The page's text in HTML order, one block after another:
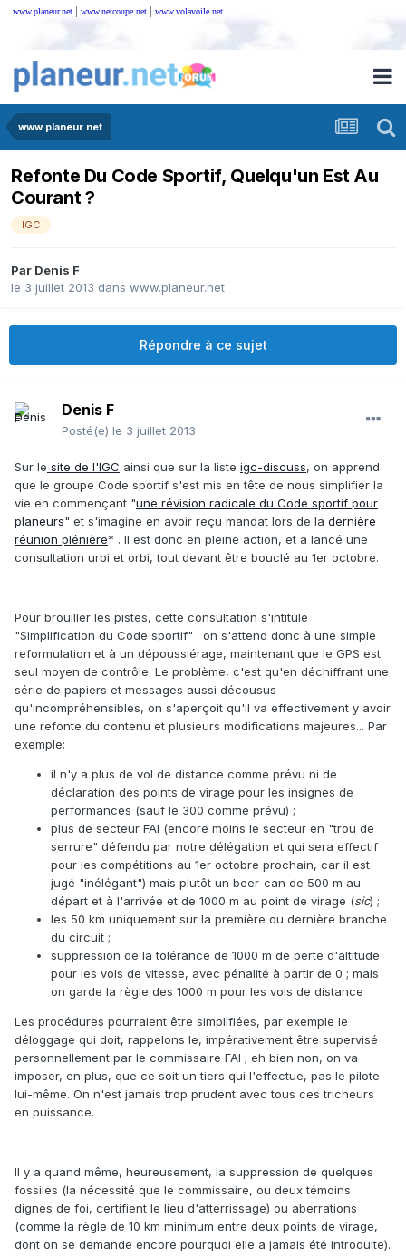
www.planeur.net | www.netcoupe.net | www.volavoile.net
www.planeur.net
Refonte Du Code Sportif, Quelqu'un Est Au
Courant ?
IGC
Par Denis F
le 3 juillet 2013 dans www.planeur.net
Répondre à ce sujet
Denis F
Posté(e) le 3 juillet 2013
Sur le site de l'IGC ainsi que sur la liste igc-discuss, on apprend
que le groupe Code sportif s'est mis en tête de nous simplifier la
vie en commençant "une révision radicale du Code sportif pour
planeurs" et s'imagine en avoir reçu mandat lors de la dernière
réunion plénière* . Il est donc en pleine action, et a lancé une
consultation urbi et orbi, tout devant être bouclé au 1er octobre.
Pour brouiller les pistes, cette consultation s'intitule
"Simplification du Code sportif" : on s'attend donc à une simple
reformulation et à un dépoussiérage, maintenant que le GPS est
seul moyen de contrôle. Le problème, c'est qu'en déchiffrant une
série de papiers et messages aussi décousus
qu'incompréhensibles, on s'aperçoit qu'il va effectivement y avoir
une refonte du contenu et plusieurs modifications majeures... Par
exemple:
il n'y a plus de vol de distance comme prévu ni de
déclaration des points de virage pour les insignes de
performances (sauf le 300 comme prévu) ;
plus de secteur FAI (encore moins le secteur en "trou de
serrure" défendu par notre délégation et qui sera effectif
pour les compétitions au 1er octobre prochain, car il est
jugé "inélégant") mais plutôt un beer-can de 500 m au
départ et à l'arrivée et de 1000 m au point de virage (sic) ;
les 50 km uniquement sur la première ou dernière branche
du circuit ;
suppression de la tolérance de 1000 m de perte d'altitude
pour les vols de vitesse, avec pénalité à partir de 0 ; mais
on garde la règle des 1000 m pour les vols de distance
Les procédures pourraient être simplifiées, par exemple le
déloggage qui doit, rappelons le, impérativement être supervisé
personnellement par le commissaire FAI ; eh bien non, on va
imposer, en plus, que ce soit un tiers qui l'effectue, pas le pilote
lui-même. On n'est jamais trop prudent avec tous ces tricheurs
en puissance.
Il y a quand même, heureusement, la suppression de quelques
fossiles (la nécessité que le commissaire, ou deux témoins
dignes de foi, certifient le lieu d'atterrissage) ou aberrations
(comme la règle de 10 km minimum entre deux points de virage,
dont on se demande encore pourquoi elle a jamais été introduite).